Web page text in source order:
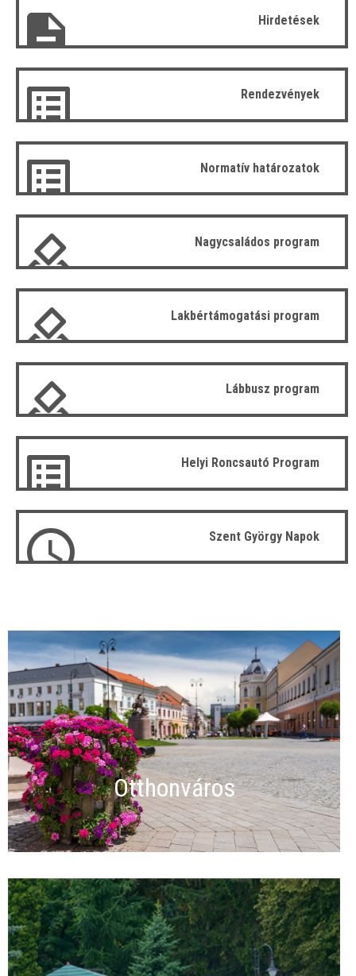
Hirdetések
Rendezvények
Normatív határozatok
Nagycsaládos program
Lakbértámogatási program
Lábbusz program
Helyi Roncsautó Program
Szent György Napok
Otthonváros